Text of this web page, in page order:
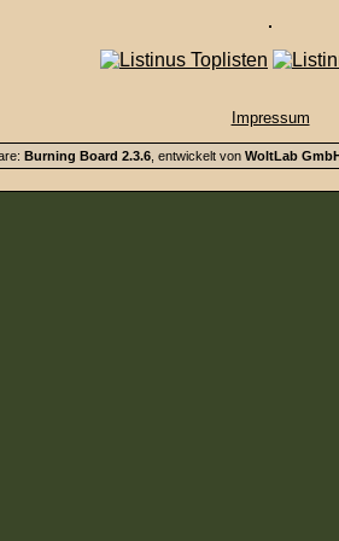
Impressum
Burning Board 2.3.6, entwickelt von WoltLab